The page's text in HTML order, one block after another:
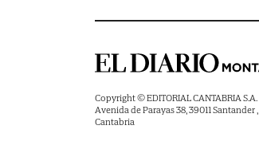
Copyright © EDITORIAL CANTABRIA S.A.
Avenida de Parayas 38, 39011 Santander ,
Cantabria